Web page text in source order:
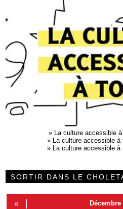
» La culture accessible
» La culture accessible
» La culture accessible à
SORTIR DANS LE
« Décembre